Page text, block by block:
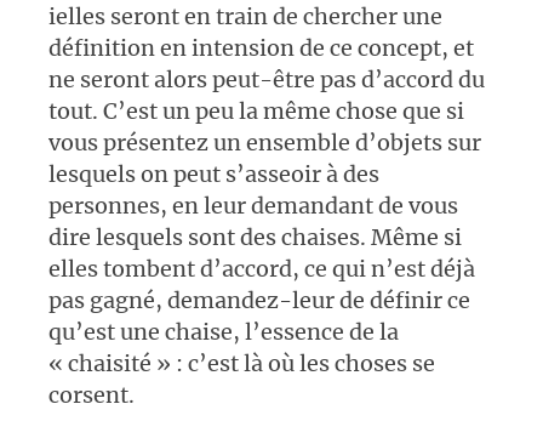
ielles seront en train de chercher une
définition en intension de ce concept, et
ne seront alors peut-être pas d’accord du
tout. C’est un peu la même chose que si
vous présentez un ensemble d’objets sur
lesquels on peut s’asseoir à des
personnes, en leur demandant de vous
dire lesquels sont des chaises. Même si
elles tombent d’accord, ce qui n’est déjà
pas gagné, demandez-leur de définir ce
qu’est une chaise, l’essence de la
« chaisité » : c’est là où les choses se
corsent.